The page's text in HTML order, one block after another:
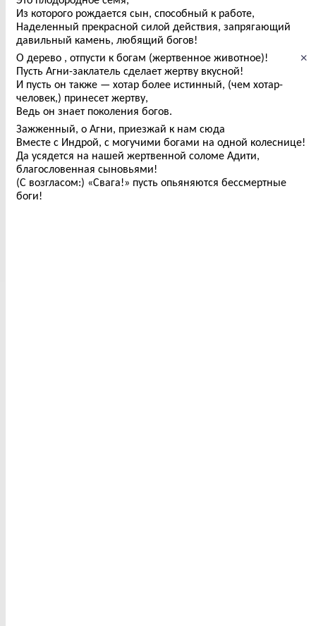
×
Из которого рождается сын, способный к работе,
Наделенный прекрасной силой действия, запрягающий
давильный камень, любящий богов!
О дерево , отпусти к богам (жертвенное животное)!
Пусть Агни-заклатель сделает жертву вкусной!
И пусть он также — хотар более истинный, (чем хотар-
человек,) принесет жертву,
Ведь он знает поколения богов.
Зажженный, о Агни, приезжай к нам сюда
Вместе с Индрой, с могучими богами на одной колеснице!
Да усядется на нашей жертвенной соломе Адити,
благословенная сыновьями!
(С возгласом:) «Свага!» пусть опьяняются бессмертные
боги!